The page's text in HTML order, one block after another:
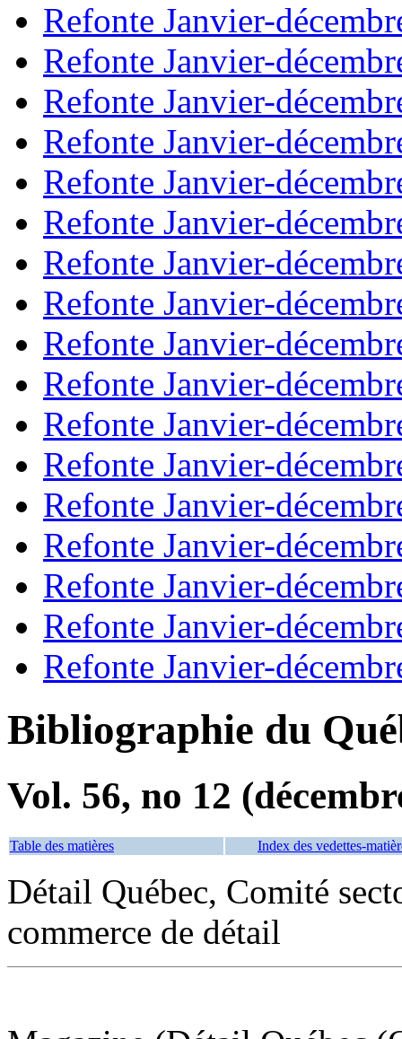
Refonte Janvier-
Refonte Janvier-
Refonte Janvier-
Refonte Janvier-
Refonte Janvier-
Refonte Janvier-
Refonte Janvier-
Refonte Janvier-
Refonte Janvier-
Refonte Janvier-
Refonte Janvier-
Refonte Janvier-
Refonte Janvier-
Refonte Janvier-
Refonte Janvier-
Refonte Janvier-
Refonte Janvier-
Bibliographie du
Vol. 56, no 12
Table des matières Index des vedettes-
Détail Québec, Comité
commerce de détail